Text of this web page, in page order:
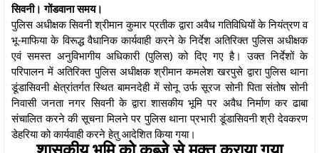
सिवनी। गोंडवाना समय।
पुलिस अधीक्षक सिवनी श्रीमान कुमार प्रतीक द्वारा अवैध गतिविधियों के नियंत्रण व
भू-माफिया के विरूद्ध वैधानिक कार्यवाही करने के निर्देश अतिरिक्त पुलिस अधीक्षक
एवं समस्त अनुविभागीय अधिकारी (पुलिस) को दिए गए है। उक्त निर्देशों के
परिपालन में अतिरिक्त पुलिस अधीक्षक श्रीमान कमलेश खरपुसे द्वारा पुलिस थाना
डूंडासिवनी क्षेत्रांतर्गत स्थित बामनदेही में सोनू उर्फ सूरज सोनी पिता संतोष सोनी
निवासी जनता नगर सिवनी के द्वारा शासकीय भूमि पर अवैध निर्माण कर ढाबा
संचालित करने की सूचना मिलने पर पुलिस थाना प्रभारी डूंडासिवनी श्री देवकरण
डेहरिया को कार्यवाही करने हेतु आदेशित किया गया।